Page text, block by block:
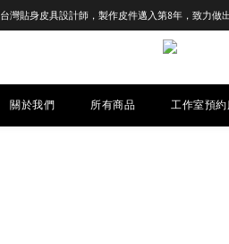
台灣貼身皮具設計師，製作皮件邁入第8年，致力做
關於我們 所有商品 工作室預約